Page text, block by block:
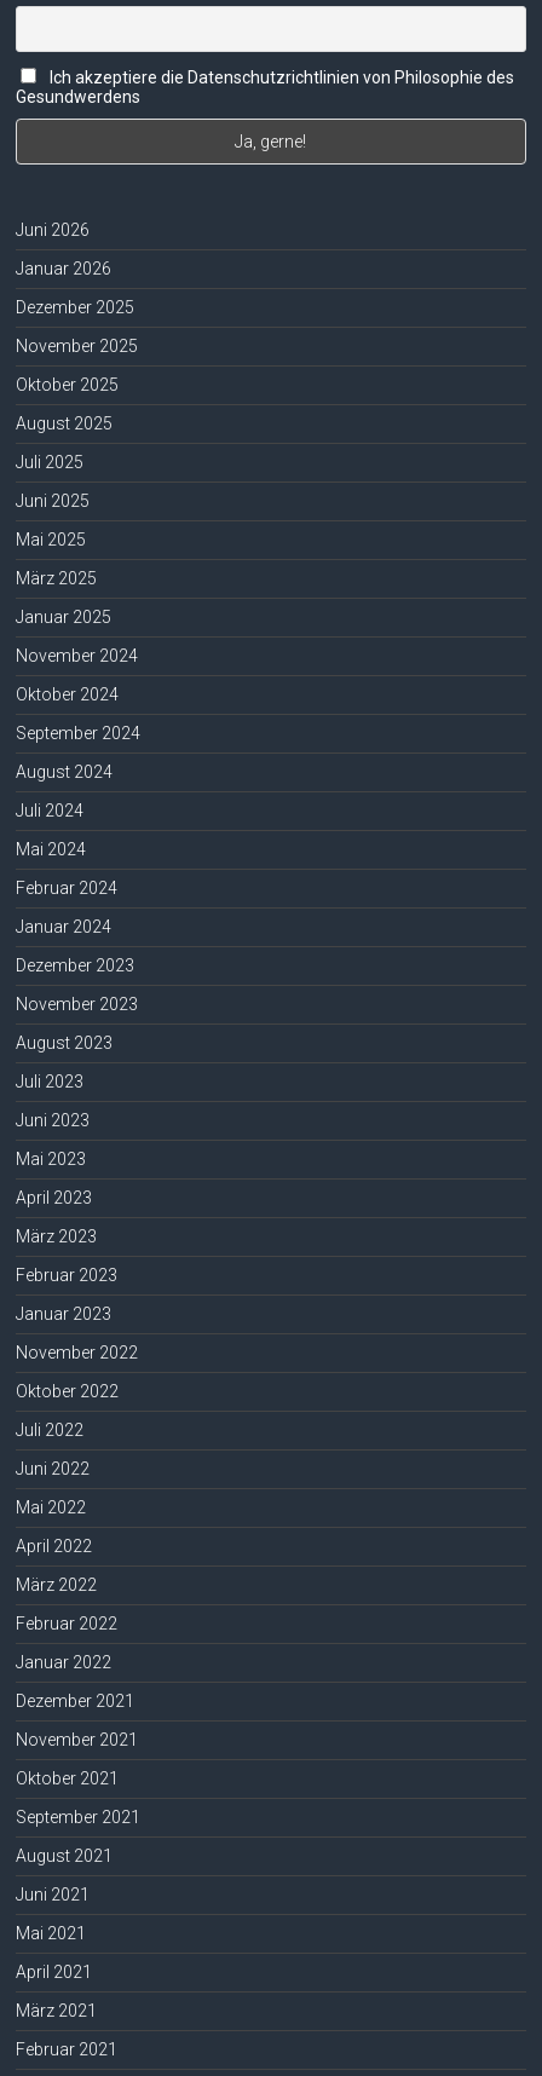
Ich akzeptiere die Datenschutzrichtlinien von Philosophie des
Gesundwerdens
Juni 2026
Januar 2026
Dezember 2025
November 2025
Oktober 2025
August 2025
Juli 2025
Juni 2025
Mai 2025
März 2025
Januar 2025
November 2024
Oktober 2024
September 2024
August 2024
Juli 2024
Mai 2024
Februar 2024
Januar 2024
Dezember 2023
November 2023
August 2023
Juli 2023
Juni 2023
Mai 2023
April 2023
März 2023
Februar 2023
Januar 2023
November 2022
Oktober 2022
Juli 2022
Juni 2022
Mai 2022
April 2022
März 2022
Februar 2022
Januar 2022
Dezember 2021
November 2021
Oktober 2021
September 2021
August 2021
Juni 2021
Mai 2021
April 2021
März 2021
Februar 2021